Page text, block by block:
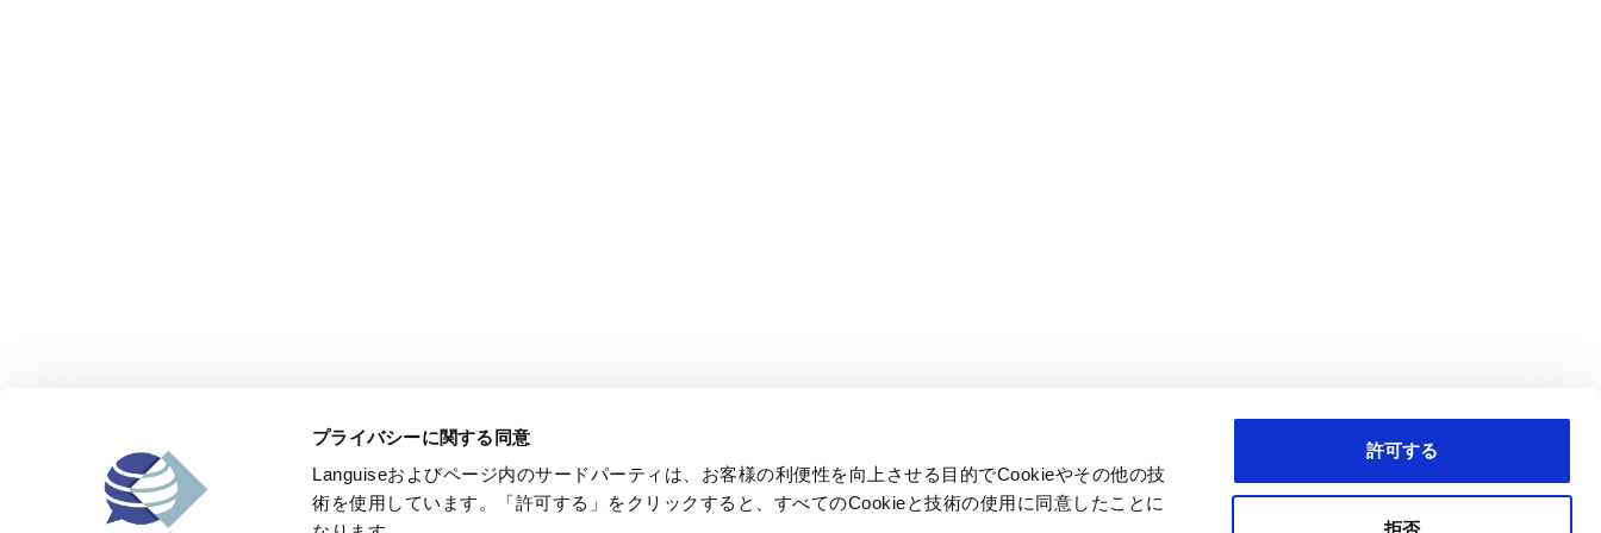
プライバシーに関する同意
Languiseおよびページ内のサードパーティは、お客様の利便性を向上させる目的でCookieやその他の技
術を使用しています。「許可する」をクリックすると、すべてのCookieと技術の使用に同意したことに
許可する
拒否